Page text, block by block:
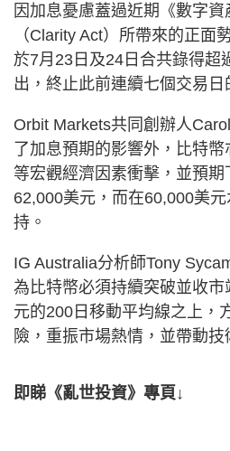
因加息憂慮蓋過近期《數字資
（Clarity Act）所帶來的正面
於7月23日及24日合共錄得超
出，終止此前連續七個交易日
Orbit Markets共同創辦人
了加息預期的影響外，比特
等宏觀經濟因素衝擊，並預
62,000美元，而在60,000美
持。
IG Australia分析師Tony
為比特幣必須持續突破並收
元的200日移動平均線之上，
險，重振市場熱情，並帶動技
即睇《亂世投資》專頁↓